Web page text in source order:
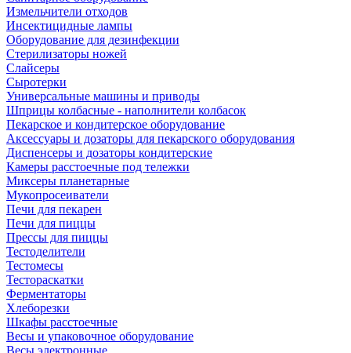
Измельчители отходов
Инсектицидные лампы
Оборудование для дезинфекции
Стерилизаторы ножей
Слайсеры
Сыротерки
Универсальные машины и приводы
Шприцы колбасные - наполнители колбасок
Пекарское и кондитерское оборудование
Аксессуары и дозаторы для пекарского оборудования
Диспенсеры и дозаторы кондитерские
Камеры расстоечные под тележки
Миксеры планетарные
Мукопросеиватели
Печи для пекарен
Печи для пиццы
Прессы для пиццы
Тестоделители
Тестомесы
Тестораскатки
Ферментаторы
Хлеборезки
Шкафы расстоечные
Весы и упаковочное оборудование
Весы электронные